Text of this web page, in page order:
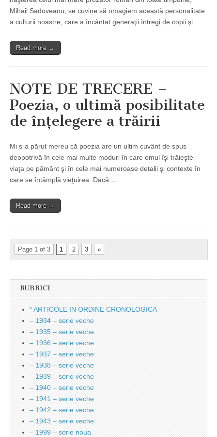
Mihail Sadoveanu, se cuvine să omagiem această personalitate
a culturii noastre, care a încântat generaţii întregi de copii şi…
Read more →
NOTE DE TRECERE –
Poezia, o ultimă posibilitate
de înţelegere a trăirii
Mi s-a părut mereu că poezia are un ultim cuvânt de spus
deopotrivă în cele mai multe moduri în care omul îşi trăieşte
viaţa pe pământ şi în cele mai numeroase detalii şi contexte în
care se întâmplă vieţuirea. Dacă…
Read more →
Page 1 of 3 1 2 3 »
RUBRICI
* ARTICOLE IN ORDINE CRONOLOGICA
– 1934 – serie veche
– 1935 – serie veche
– 1936 – serie veche
– 1937 – serie veche
– 1938 – serie veche
– 1939 – serie veche
– 1940 – serie veche
– 1941 – serie veche
– 1942 – serie veche
– 1943 – serie veche
– 1999 – serie noua